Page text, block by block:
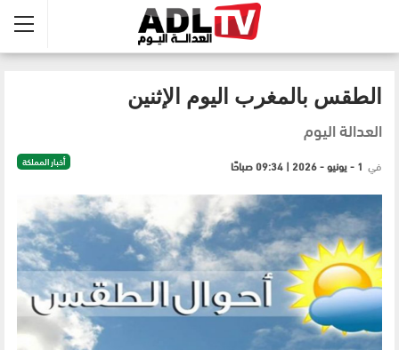
الطقس بالمغرب اليوم الإثنين
العدالة اليوم
أخبار المملكة في 1 - يونيو - 2026 | 09:34 صباحًا